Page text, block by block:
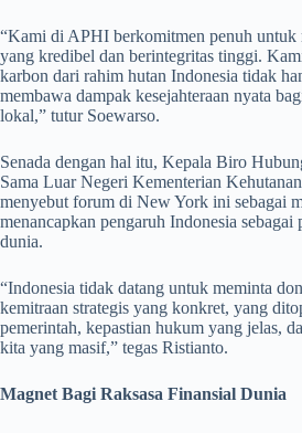
“Kami di APHI berkomitmen penuh untuk
yang kredibel dan berintegritas tinggi.
karbon dari rahim hutan Indonesia tidak
membawa dampak kesejahteraan nyata
lokal,” tutur Soewarso.
Senada dengan hal itu, Kepala Biro
Sama Luar Negeri Kementerian
menyebut forum di New York ini sebagai
menancapkan pengaruh Indonesia sebagai
dunia.
“Indonesia tidak datang untuk meminta
kemitraan strategis yang konkret, yang
pemerintah, kepastian hukum yang jelas,
kita yang masif,” tegas Ristianto.
Magnet Bagi Raksasa Finansial Dunia